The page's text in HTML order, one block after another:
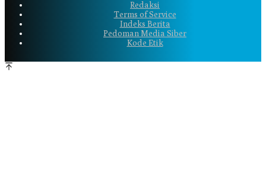
Redaksi
Terms of Service
Indeks Berita
Pedoman Media Siber
Kode Etik